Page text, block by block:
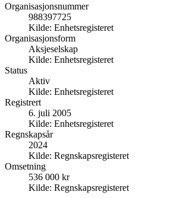
Organisasjonsnummer
988397725
Kilde: Enhetsregisteret
Organisasjonsform
Aksjeselskap
Kilde: Enhetsregisteret
Status
Aktiv
Kilde: Enhetsregisteret
Registrert
6. juli 2005
Kilde: Enhetsregisteret
Regnskapsår
2024
Kilde: Regnskapsregisteret
Omsetning
536 000 kr
Kilde: Regnskapsregisteret